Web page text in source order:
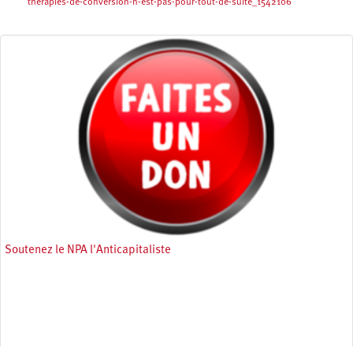
therapies-de-conversion-n-est-pas-pour-tout-de-suite_1542106
Soutenez le NPA l'Anticapitaliste